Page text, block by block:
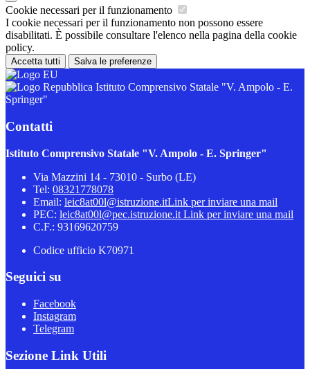
Cookie necessari per il funzionamento
I cookie necessari per il funzionamento non possono essere
disabilitati. È possibile consultare l'elenco nella pagina della cookie
policy.
Accetta tutti Salva le preferenze
Istituto Comprensivo Statale "V. Ampolo - E.
Springer"
Contatti
Istituto Comprensivo Statale "V. Ampolo - E. Springer"
Via Mazzini 14 - 73010 - Surbo (LE)
Tel: 08321778078
Email: leic8at00l@istruzione.itLink per inviare una mail
PEC: leic8at00l@pec.istruzione.it Link per inviare una mail
C.F.: 93169620759
Codice ufficio K70971
Seguici su
Facebook
Instagram
Telegram
Sezione Link Utili